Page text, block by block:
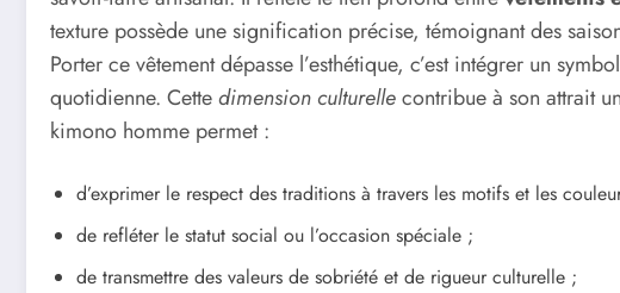
texture possède une signification précise, témoignant des
Porter ce vêtement dépasse l’esthétique, c’est intégrer un
quotidienne. Cettedimension culturellecontribue à son attrait
kimono homme permet :
d’exprimer le respect des traditions à travers les motifs et les
de refléter le statut social ou l’occasion spéciale ;
de transmettre des valeurs de sobriété et de rigueur culturelle ;